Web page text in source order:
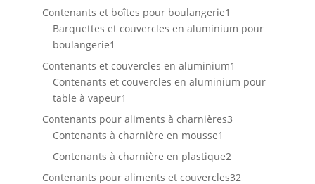
produit
Contenants et boîtes pour boulangerie1
produit
Barquettes et couvercles en aluminium pour
boulangerie1
produit
Contenants et couvercles en aluminium1
produit
Contenants et couvercles en aluminium pour
table à vapeur1
produit
Contenants pour aliments à charnières33
Contenants à charnière en mousse1
produit
Contenants à charnière en plastique22
produits
Contenants pour aliments et couvercles3232